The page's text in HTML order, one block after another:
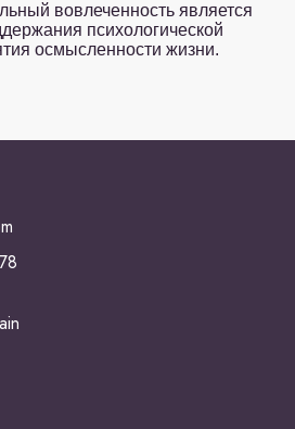
вовлеченность является
психологической
осмысленности жизни.